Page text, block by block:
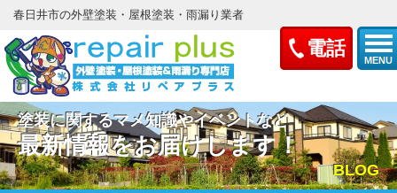
電話
MENU
春日井市の外壁塗装・屋根塗装・雨漏り業者
塗装に関するマメ知識やイベントなど
最新情報をお届けします！
BLOG